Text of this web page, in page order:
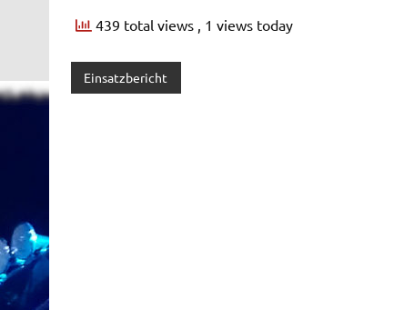
439 total views , 1 views today
Einsatzbericht